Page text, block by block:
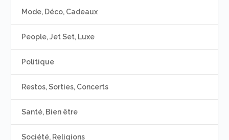
Mode, Déco, Cadeaux
People, Jet Set, Luxe
Politique
Restos, Sorties, Concerts
Santé, Bien être
Société, Religions